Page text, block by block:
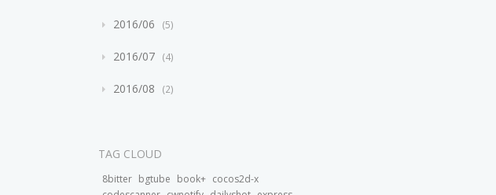
2016/06 5
2016/07 4
2016/08 2
TAG CLOUD
8bitter bgtube book+ cocos2d-x